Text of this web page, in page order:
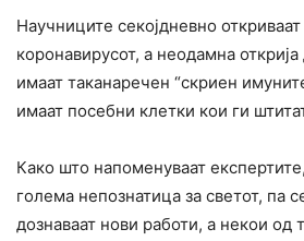
Научниците секојдневно
коронавирусот, а неодамна
имаат таканаречен “скриен
имаат посебни клетки кои ги
Како што напоменуваат
голема непознатица за светот, па
дознаваат нови работи, а некои од